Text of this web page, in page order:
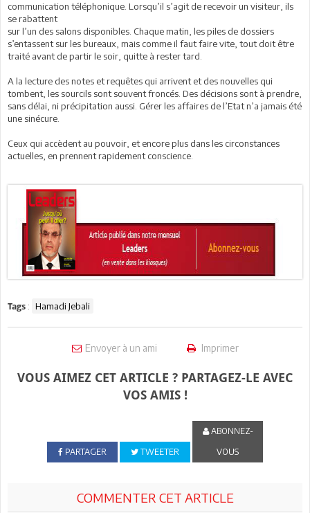
communication téléphonique. Lorsqu’il s’agit de recevoir un visiteur, ils
se rabattent
sur l’un des salons disponibles. Chaque matin, les piles de dossiers
s’entassent sur les bureaux, mais comme il faut faire vite, tout doit être
traité avant de partir le soir, quitte à rester tard.
A la lecture des notes et requêtes qui arrivent et des nouvelles qui
tombent, les sourcils sont souvent froncés. Des décisions sont à prendre,
sans délai, ni précipitation aussi. Gérer les affaires de l’Etat n’a jamais été
une sinécure.
Ceux qui accèdent au pouvoir, et encore plus dans les circonstances
actuelles, en prennent rapidement conscience.
Tags : Hamadi Jebali
Envoyer à un ami Imprimer
VOUS AIMEZ CET ARTICLE ? PARTAGEZ-LE AVEC
VOS AMIS !
PARTAGER TWEETER
ABONNEZ-
VOUS
COMMENTER CET ARTICLE